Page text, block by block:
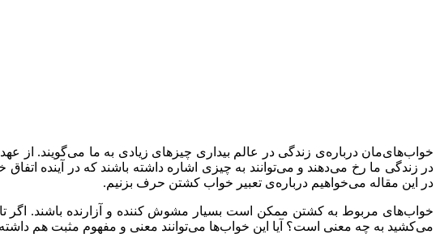
خواب‌های‌مان درباره‌ی زندگی در عالم بیداری چیزهای زیادی به ما می‌گویند. از
در زندگی ما رخ می‌دهند و می‌توانند به چیزی اشاره داشته باشند که در آینده
در این مقاله می‌خواهیم درباره‌ی تعبیر خواب کشتن حرف بزنیم.
خواب‌های مربوط به کشتن ممکن است بسیار مشوش کننده و آزارنده باشند. اگر
می‌کشید به چه معنی است؟ آیا این خواب‌ها می‌توانند معنی و مفهوم مثبت هم